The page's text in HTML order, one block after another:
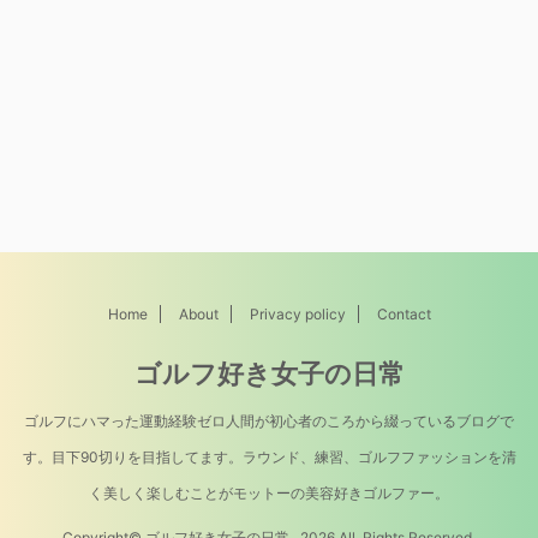
Home About Privacy policy Contact
ゴルフ好き女子の日常
ゴルフにハマった運動経験ゼロ人間が初心者のころから綴っているブログで
す。目下90切りを目指してます。ラウンド、練習、ゴルフファッションを清
く美しく楽しむことがモットーの美容好きゴルファー。